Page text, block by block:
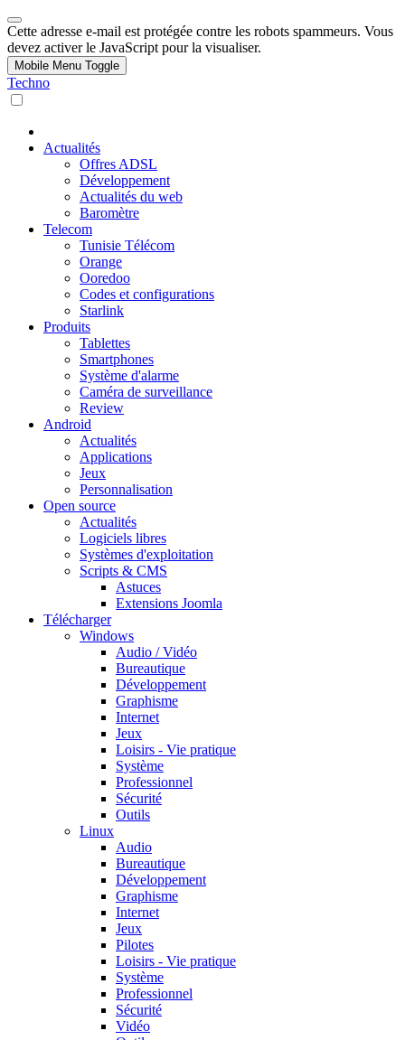
Cette adresse e-mail est protégée contre les robots spammeurs. Vous
devez activer le JavaScript pour la visualiser.
Mobile Menu Toggle
Techno
Actualités
Offres ADSL
Développement
Actualités du web
Baromètre
Telecom
Tunisie Télécom
Orange
Ooredoo
Codes et configurations
Starlink
Produits
Tablettes
Smartphones
Système d'alarme
Caméra de surveillance
Review
Android
Actualités
Applications
Jeux
Personnalisation
Open source
Actualités
Logiciels libres
Systèmes d'exploitation
Scripts & CMS
Astuces
Extensions Joomla
Télécharger
Windows
Audio / Vidéo
Bureautique
Développement
Graphisme
Internet
Jeux
Loisirs - Vie pratique
Système
Professionnel
Sécurité
Outils
Linux
Audio
Bureautique
Développement
Graphisme
Internet
Jeux
Pilotes
Loisirs - Vie pratique
Système
Professionnel
Sécurité
Vidéo